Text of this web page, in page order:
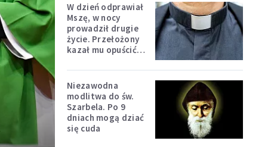
W dzień odprawiał
Mszę, w nocy
prowadził drugie
życie. Przełożony
kazał mu opuścić
Niezawodna
modlitwa do św.
Szarbela. Po 9
dniach mogą dziać
się cuda